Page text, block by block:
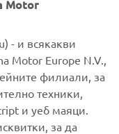
webpages may
commercial
of Yamaha
Co., Ltd.
all local road laws.
Motor
- и всякакви
Motor Europe N.V.,
филиали, за
техники,
и уеб маяци.
за да